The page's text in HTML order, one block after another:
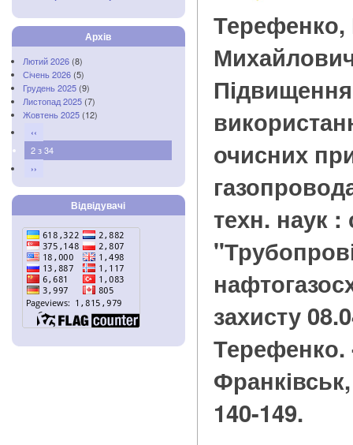
Архів
Лютий 2026 (8)
Січень 2026 (5)
Грудень 2025 (9)
Листопад 2025 (7)
Жовтень 2025 (12)
‹‹
2 з 34
››
Відвідувачі
очисних
техн. наук :
захисту
Терефенко.
140-149.